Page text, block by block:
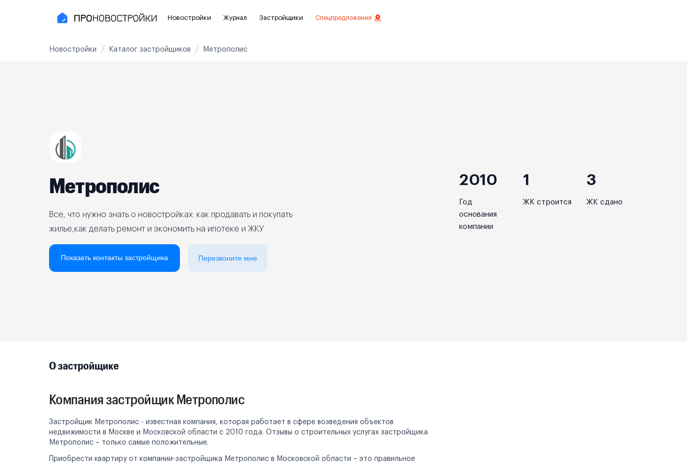
Новостройки
Рядом с МЦК
На карте
Реклама на сайте
Журнал Застройщики Спецпредложения
Новостройки Каталог застройщиков Метрополис
Метрополис
Все, что нужно знать о новостройках: как продавать и покупать
жилье,как делать ремонт и экономить на ипотеке и ЖКУ
Показать контакты застройщика Перезвоните мне
2010
Год
основания
компании
1
ЖК строится
3
ЖК сдано
О застройщике
Компания застройщик Метрополис
Застройщик Метрополис - известная компания, которая работает в сфере возведения объектов
недвижимости в Москве и Московской области с 2010 года. Отзывы о строительных услугах застройщика
Метрополис – только самые положительные.
Приобрести квартиру от компании-застройщика Метрополис в Московской области – это правильное